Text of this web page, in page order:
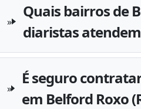
Quais bairros de
diaristas
É seguro
em Belford Roxo